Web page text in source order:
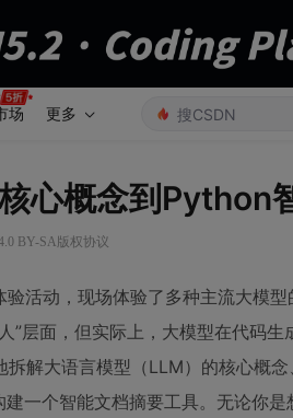
场 更多
心概念到Python
BY-SA版权协议
活动，现场体验了多种主流大模
”层面，但实际上，大模型在代码
解大语言模型（LLM）的核心概
一个智能文档摘要工具。无论你